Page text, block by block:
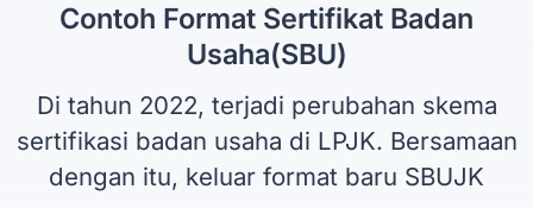
Contoh Format Sertifikat Badan
Usaha(SBU)
Di tahun 2022, terjadi perubahan skema
sertifikasi badan usaha di LPJK. Bersamaan
dengan itu, keluar format baru SBUJK